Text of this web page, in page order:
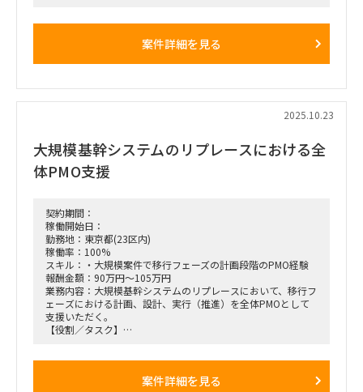
・対象会社のプロダクト資料の読み込み、要点整理
■出社の仕方について：
基本リモート／都内で数回対面
案件詳細を見る
2025.10.23
大規模基幹システムのリプレースにおける全
体PMO支援
契約期間：
稼働開始日：
勤務地：東京都(23区内)
稼働率：100%
スキル：・大規模案件で移行フェーズの計画段階のPMO経験
報酬金額：90万円～105万円
業務内容：大規模基幹システムのリプレースにおいて、移行フ
ェーズにおける計画、設計、実行（推進）を全体PMOとして
支援いただく。
【役割／タスク】
案件詳細を見る